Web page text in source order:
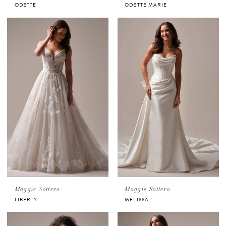
ODETTE ODETTE MARIE
Maggie Sottero
LIBERTY
Maggie Sottero
MELISSA